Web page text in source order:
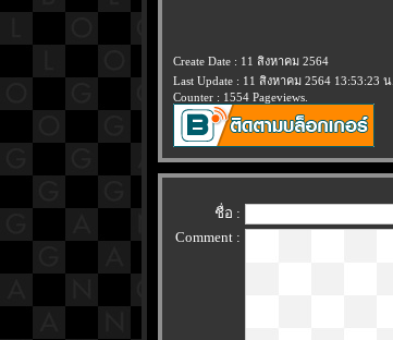
Create Date : 11 สิงหาคม 2564
Last Update : 11 สิงหาคม 2564 13:53:23 น.
Counter : 1554 Pageviews.
ชื่อ :
Comment :